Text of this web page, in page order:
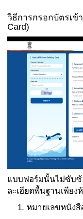
วิธีการกรอกบัตรเข้
Card)
แบบฟอร์มนั้นไม่ซับ
ละเอียดพื้นฐานเพียง
หมายเลขหนังสื